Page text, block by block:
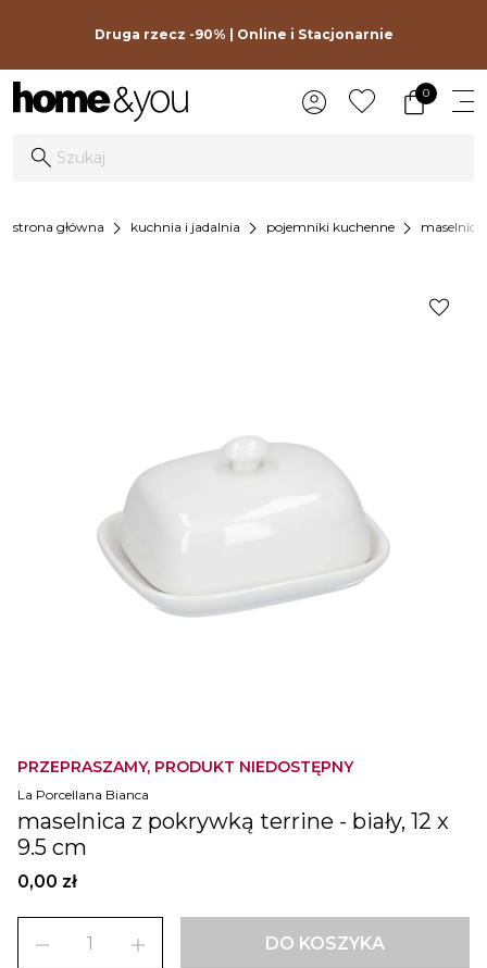
Druga rzecz -90% | Online i Stacjonarnie
0
strona główna chevron_right kuchnia i jadalnia chevron_right pojemniki kuchenne chevron_right
PRZEPRASZAMY, PRODUKT NIEDOSTĘPNY
La Porcellana Bianca
maselnica z pokrywką terrine - biały, 12 x
9.5 cm
0,00 zł
remove add DO KOSZYKA
favorite